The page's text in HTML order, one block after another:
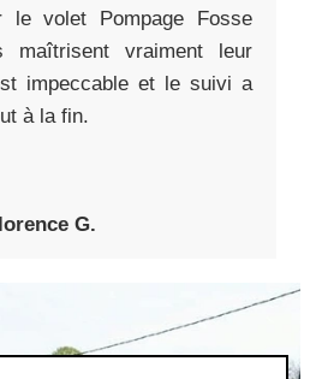
le volet Pompage Fosse
maîtrisent vraiment leur
impeccable et le suivi a
à la fin.
G.